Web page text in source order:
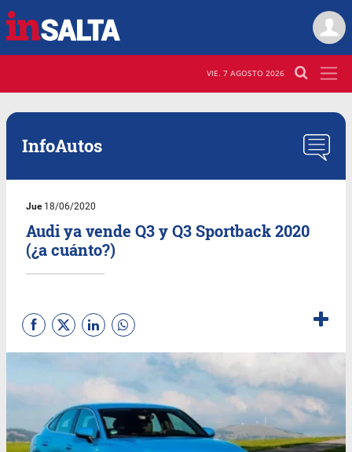
VIE. 7 AGOSTO 2026
InfoAutos
Jue18/06/2020
Audi ya vende Q3 y Q3 Sportback 2020
(¿a cuánto?)